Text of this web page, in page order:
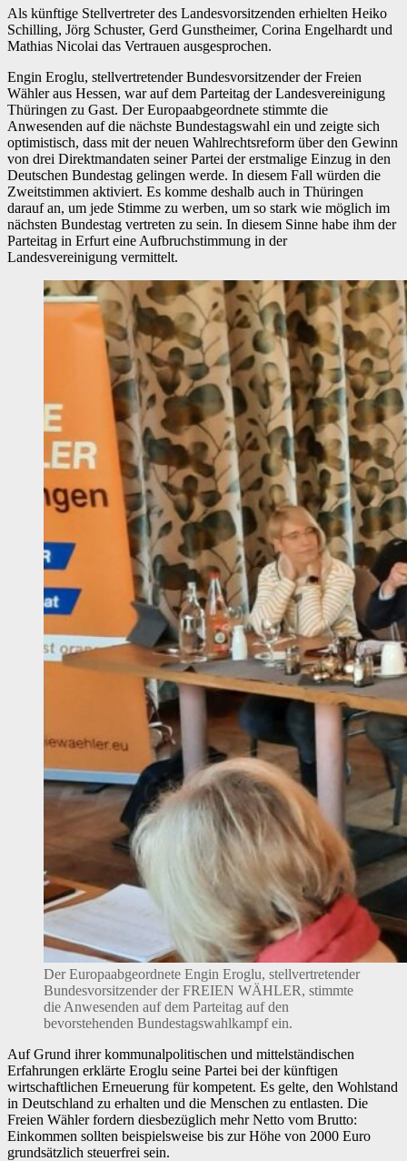
Als künftige Stellvertreter des Landesvorsitzenden erhielten Heiko
Schilling, Jörg Schuster, Gerd Gunstheimer, Corina Engelhardt und
Mathias Nicolai das Vertrauen ausgesprochen.
Engin Eroglu, stellvertretender Bundesvorsitzender der Freien
Wähler aus Hessen, war auf dem Parteitag der Landesvereinigung
Thüringen zu Gast. Der Europaabgeordnete stimmte die
Anwesenden auf die nächste Bundestagswahl ein und zeigte sich
optimistisch, dass mit der neuen Wahlrechtsreform über den Gewinn
von drei Direktmandaten seiner Partei der erstmalige Einzug in den
Deutschen Bundestag gelingen werde. In diesem Fall würden die
Zweitstimmen aktiviert. Es komme deshalb auch in Thüringen
darauf an, um jede Stimme zu werben, um so stark wie möglich im
nächsten Bundestag vertreten zu sein. In diesem Sinne habe ihm der
Parteitag in Erfurt eine Aufbruchstimmung in der
Landesvereinigung vermittelt.
Der Europaabgeordnete Engin Eroglu, stellvertretender
Bundesvorsitzender der FREIEN WÄHLER, stimmte
die Anwesenden auf dem Parteitag auf den
bevorstehenden Bundestagswahlkampf ein.
Auf Grund ihrer kommunalpolitischen und mittelständischen
Erfahrungen erklärte Eroglu seine Partei bei der künftigen
wirtschaftlichen Erneuerung für kompetent. Es gelte, den Wohlstand
in Deutschland zu erhalten und die Menschen zu entlasten. Die
Freien Wähler fordern diesbezüglich mehr Netto vom Brutto:
Einkommen sollten beispielsweise bis zur Höhe von 2000 Euro
grundsätzlich steuerfrei sein.